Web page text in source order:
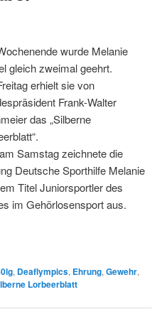
wurde Melanie
gleich zweimal geehrt.
erhielt sie von
Frank-Walter
das „Silberne
Samstag zeichnete die
Deutsche Sporthilfe Melanie
Titel Juniorsportler des
im Gehörlosensport aus.
, Deaflympics, Ehrung, Gewehr,
Lorbeerblatt